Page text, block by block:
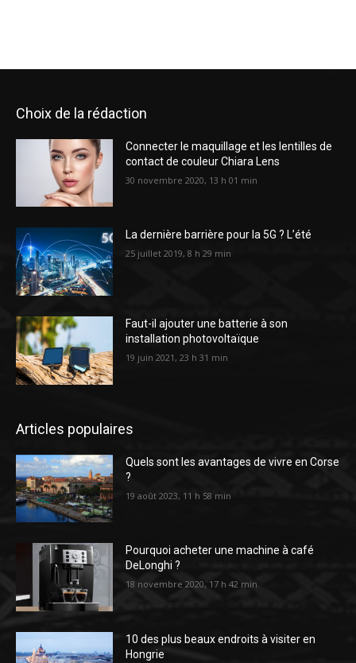
Choix de la rédaction
Connecter le maquillage et les lentilles de
contact de couleur Chiara Lens
30 novembre 2020, 13 h 01 min
La dernière barrière pour la 5G ? L’été
25 juillet 2019, 8 h 29 min
Faut-il ajouter une batterie à son
installation photovoltaïque
19 juin 2021, 23 h 31 min
Articles populaires
Quels sont les avantages de vivre en Corse
?
19 août 2023, 11 h 58 min
Pourquoi acheter une machine à café
DeLonghi ?
18 novembre 2020, 17 h 42 min
10 des plus beaux endroits à visiter en
Hongrie